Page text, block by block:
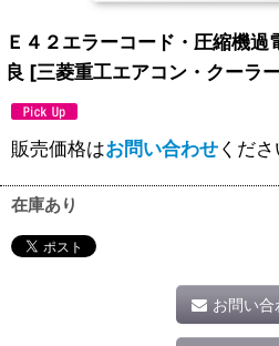
Ｅ４２エラーコード・圧縮機
良 [三菱重工エアコン・クーラ
販売価格はお問い合わせくださ
在庫あり
お問い合